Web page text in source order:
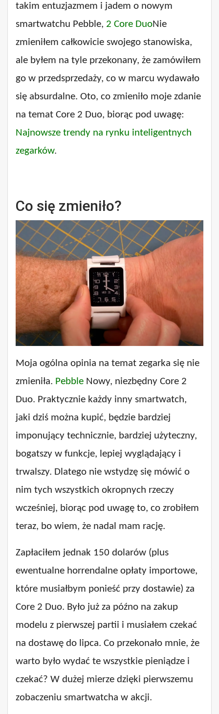
takim entuzjazmem i jadem o nowym
smartwatchu Pebble, 2 Core DuoNie
zmieniłem całkowicie swojego stanowiska,
ale byłem na tyle przekonany, że zamówiłem
go w przedsprzedaży, co w marcu wydawało
się absurdalne. Oto, co zmieniło moje zdanie
na temat Core 2 Duo, biorąc pod uwagę:
Najnowsze trendy na rynku inteligentnych
zegarków.
Co się zmieniło?
Moja ogólna opinia na temat zegarka się nie
zmieniła. Pebble Nowy, niezbędny Core 2
Duo. Praktycznie każdy inny smartwatch,
jaki dziś można kupić, będzie bardziej
imponujący technicznie, bardziej użyteczny,
bogatszy w funkcje, lepiej wyglądający i
trwalszy. Dlatego nie wstydzę się mówić o
nim tych wszystkich okropnych rzeczy
wcześniej, biorąc pod uwagę to, co zrobiłem
teraz, bo wiem, że nadal mam rację.
Zapłaciłem jednak 150 dolarów (plus
ewentualne horrendalne opłaty importowe,
które musiałbym ponieść przy dostawie) za
Core 2 Duo. Było już za późno na zakup
modelu z pierwszej partii i musiałem czekać
na dostawę do lipca. Co przekonało mnie, że
warto było wydać te wszystkie pieniądze i
czekać? W dużej mierze dzięki pierwszemu
zobaczeniu smartwatcha w akcji.